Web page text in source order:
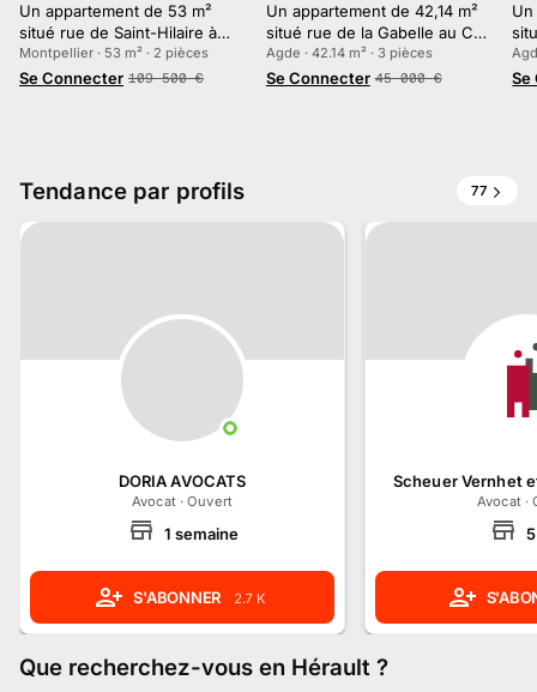
Un appartement de 53 m²
situé rue de Saint-Hilaire à
Montpellier
Montpellier · 53 m² · 2 pièces
Se Connecter 109 500 €
Un appartement de 42,14 m²
situé rue de la Gabelle au Cap
d'Agde
Agde · 42.14 m² · 3 pièces
Se Connecter 45 000 €
Un
Se
Tendance par profils 77
DORIA AVOCATS
Avocat·Ouvert
1 semaine
S'ABONNER 2.7 K
Scheuer Vernhet
Avocat·
5
Que recherchez-vous en Hérault ?